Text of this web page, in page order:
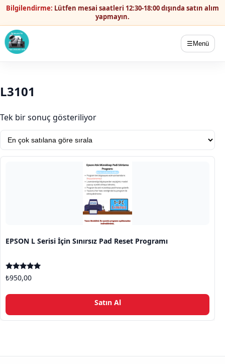
Bilgilendirme: Lütfen mesai saatleri 12:30-18:00 dışında satın alım
yapmayın.
☰ Menü
L3101
Tek bir sonuç gösteriliyor
EPSON L Serisi İçin Sınırsız Pad Reset Programı
5 üzerinden
5.00
₺950,00
Satın Al